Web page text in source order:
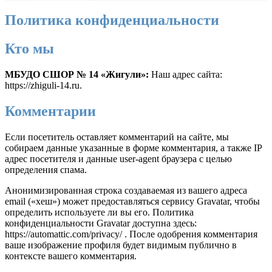
Политика конфиденциальности
Кто мы
МБУДО СШОР № 14 «Жигули»: Наш адрес сайта:
https://zhiguli-14.ru.
Комментарии
Если посетитель оставляет комментарий на сайте, мы
собираем данные указанные в форме комментария, а также IP
адрес посетителя и данные user-agent браузера с целью
определения спама.
Анонимизированная строка создаваемая из вашего адреса
email («хеш») может предоставляться сервису Gravatar, чтобы
определить используете ли вы его. Политика
конфиденциальности Gravatar доступна здесь:
https://automattic.com/privacy/ . После одобрения комментария
ваше изображение профиля будет видимым публично в
контексте вашего комментария.